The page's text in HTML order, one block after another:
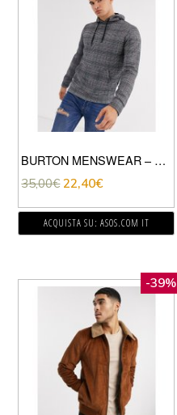
BURTON MENSWEAR – FELPA CON CAPPUCCIO A QUADRI GRIGIA-NERO
35,00€ 22,40€
ACQUISTA SU: ASOS.COM IT
-39%